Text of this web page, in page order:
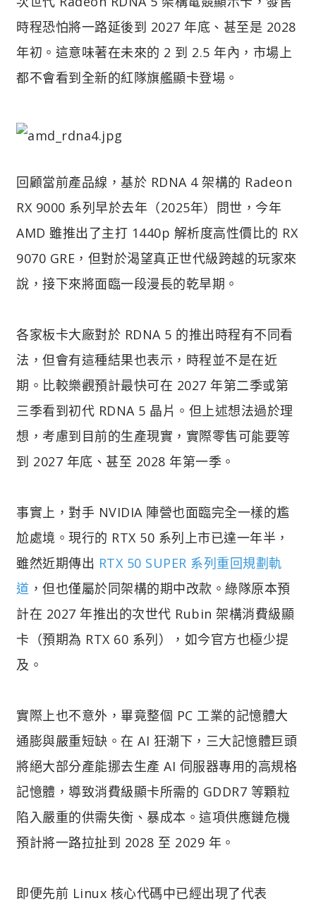
時程恐怕將一路延後到 2027 年底、甚至是 2028
年初。這意味著在未來的 2 到 2.5 年內，市場上
都不會看到全新的紅隊旗艦顯卡登場。
回顧當前產品線，基於 RDNA 4 架構的 Radeon
RX 9000 系列早於去年（2025年）問世，今年
AMD 雖推出了主打 1440p 解析度高性價比的 RX
9070 GRE，但對於渴望真正世代級跨越的玩家來
說，接下來將面臨一段漫長的乾旱期。
各家板卡大廠對於 RDNA 5 的推出時程有不同看
法，但會有這種結果也表示，時程並不是在近
期。比較樂觀預計最快可在 2027 年第二季或第
三季看到初代 RDNA 5 晶片。但上述想法過於理
想，考慮到目前的生產現實，實際零售可能要等
到 2027 年底、甚至 2028 年第一季。
事實上，對手 NVIDIA 陣營也面臨完全一樣的尷
尬處境。現行的 RTX 50 系列上市已達一年半，
雖然近期傳出 RTX 50 SUPER 系列重回規劃軌
道 ，但也僅屬於同架構的期中改款。綠隊原本預
計在 2027 年推出的次世代 Rubin 架構消費級顯
卡（預期為 RTX 60 系列），如今官方也極少提
及。
實際上也不意外，畢竟整個 PC 工業的記憶體大
通膨與嚴重短缺。在 AI 狂潮下，三大記憶體巨頭
將絕大部分產能挪去生產 AI 伺服器專用的高規格
記憶體，導致消費級顯卡所需的 GDDR7 等顆粒
陷入嚴重的供需失衡、暴成本。這項供應鏈危機
預計將一路拉扯到 2028 至 2029 年。
即便先前 Linux 核心代碼中已經出現了代表